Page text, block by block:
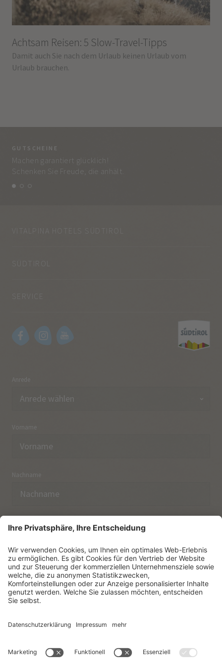
Achtsam Reisen: 5 Slow-Travel-Tipps
Damit auch Sie nach dem Urlaub keinen Urlaub vom
Urlaub brauchen.
GUTSCHEINE
Machen garantiert glücklich!
Schenken Sie Freude, die anhält.
VITALPINA HOTELS SÜDTIROL
SÜDTIROL
Anrede
Vorname
Nachname
Ich habe dieDatenschutzerklärungzur Kenntnis
genommen.
NEWSLETTER ABONNIEREN